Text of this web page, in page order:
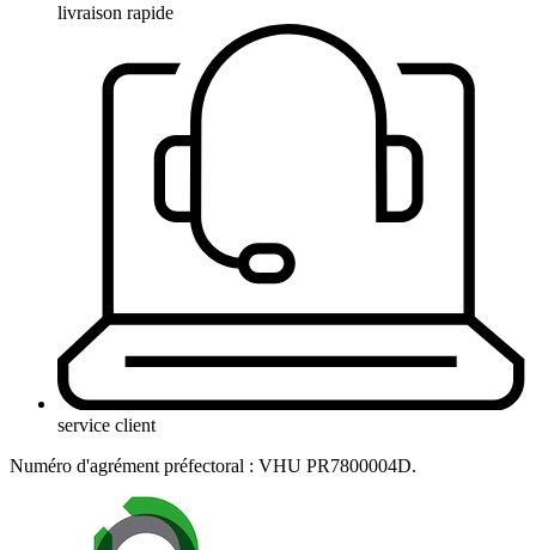
livraison rapide
service client
Numéro d'agrément préfectoral : VHU PR7800004D.